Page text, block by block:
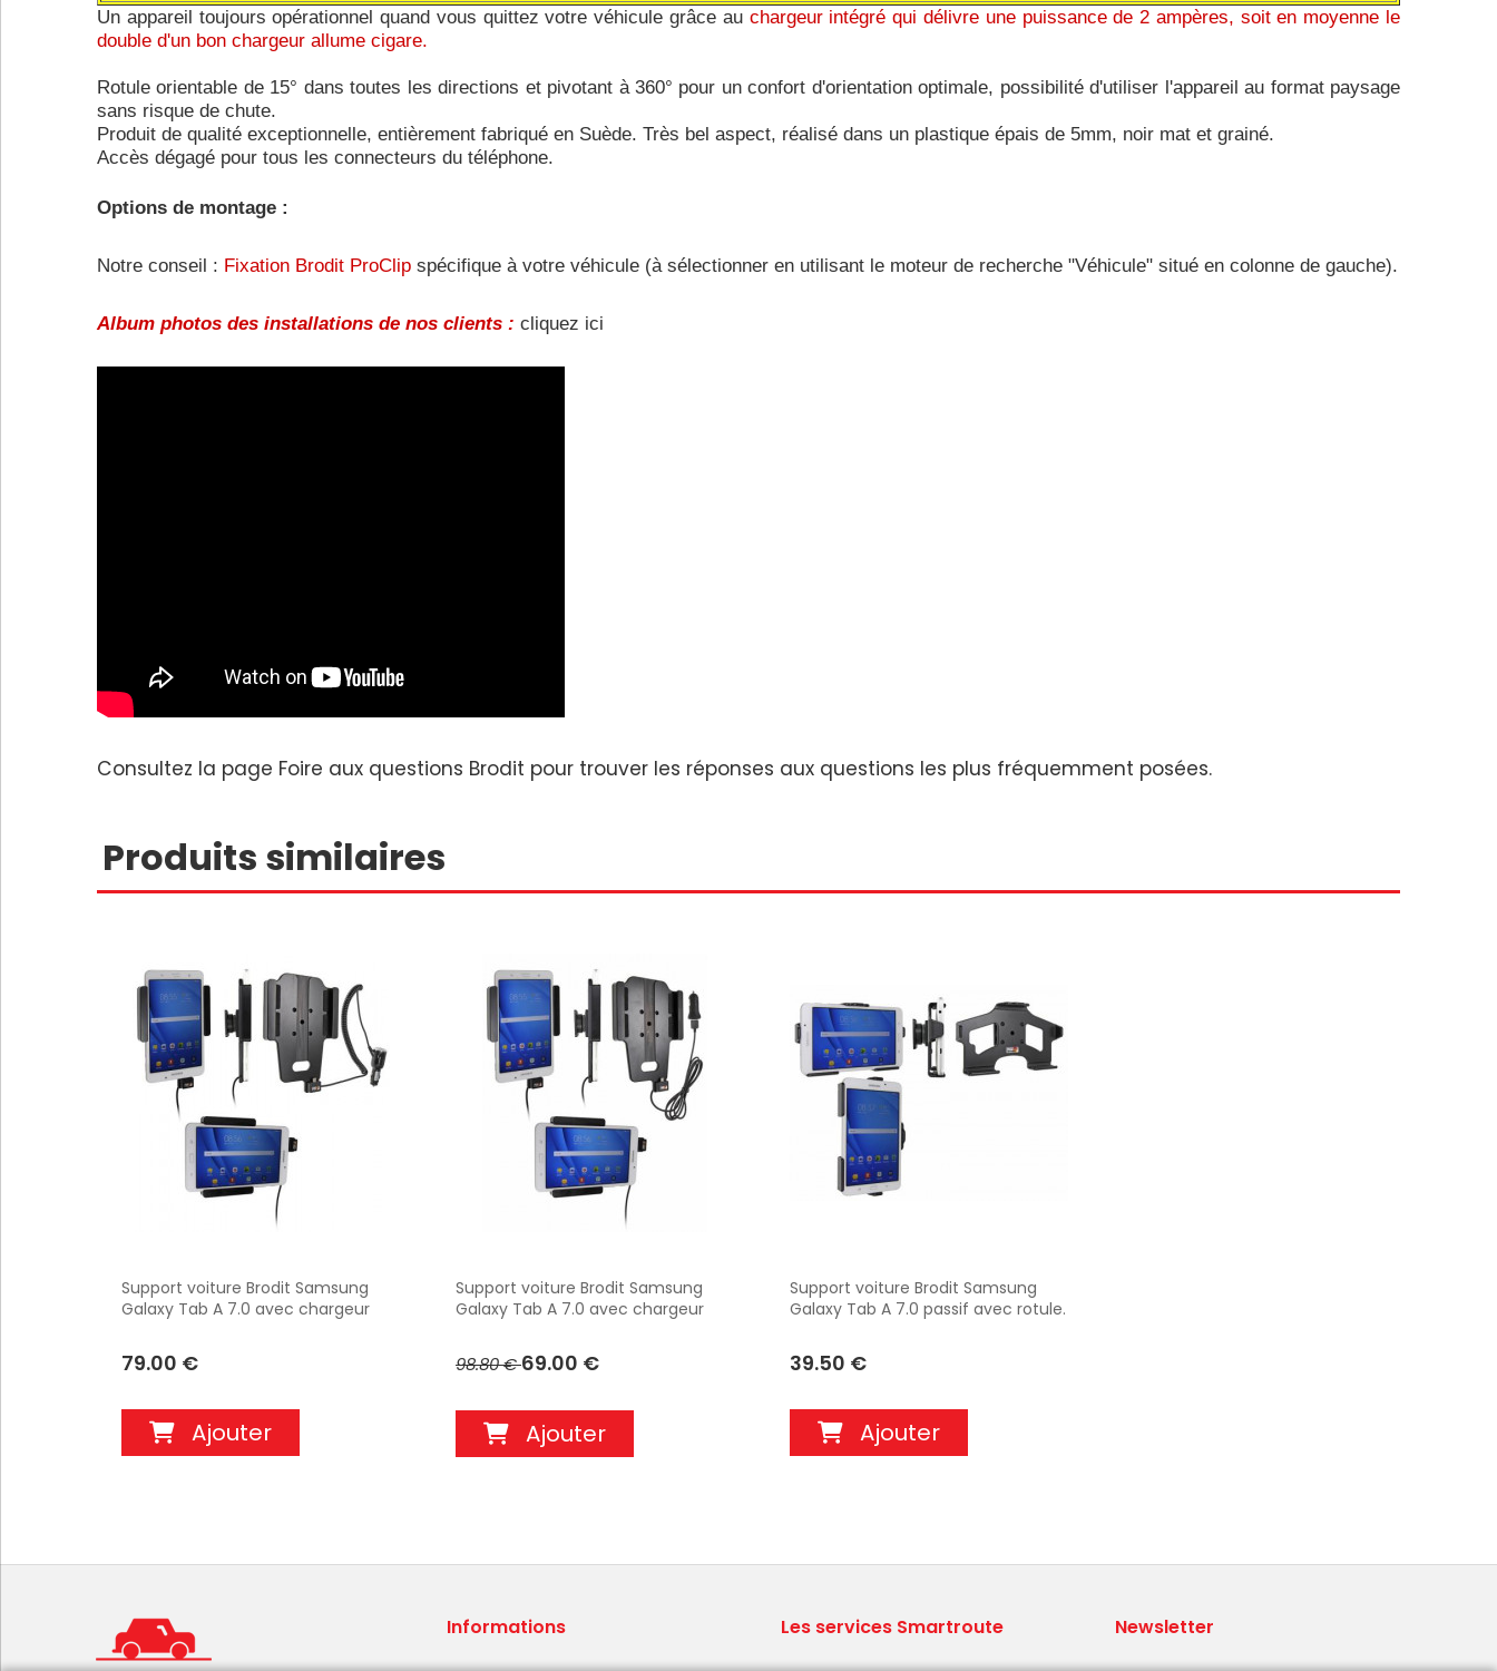
Un appareil toujours opérationnel quand vous quittez votre véhicule grâce au chargeur intégré qui délivre une puissance de 2 ampères, soit en moyenne le
double d'un bon chargeur allume cigare.
Rotule orientable de 15° dans toutes les directions et pivotant à 360° pour un confort d'orientation optimale, possibilité d'utiliser l'appareil au format paysage
sans risque de chute.
Produit de qualité exceptionnelle, entièrement fabriqué en Suède. Très bel aspect, réalisé dans un plastique épais de 5mm, noir mat et grainé.
Accès dégagé pour tous les connecteurs du téléphone.
Options de montage :
Notre conseil : Fixation Brodit ProClip spécifique à votre véhicule (à sélectionner en utilisant le moteur de recherche "Véhicule" situé en colonne de gauche).
Album photos des installations de nos clients : cliquez ici
Consultez la page Foire aux questions Brodit pour trouver les réponses aux questions les plus fréquemment posées.
Produits similaires
Support voiture Brodit Samsung
Galaxy Tab A 7.0 avec chargeur
orientable. Réf 512897
79.00 €
Ajouter
Support voiture Brodit Samsung
Galaxy Tab A 7.0 avec chargeur
câble USB. Réf 521897
98.80 €69.00 €
Ajouter
Support voiture Brodit Samsung
Galaxy Tab A 7.0 passif avec rotule.
39.50 €
Ajouter
Informations Les services Smartroute Newsletter